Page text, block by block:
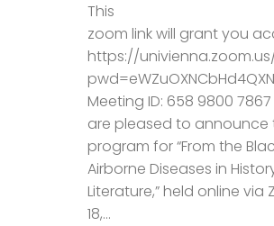
This
zoom link will grant you
https://
Meeting ID: 658 9800
are pleased to
program for “From the
Airborne Diseases in
Literature,” held online
18,...